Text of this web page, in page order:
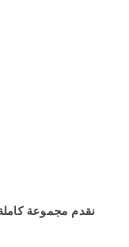
نقدم مجموعة